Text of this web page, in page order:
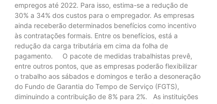
empregos até 2022. Para isso, estima-se a redução de
30% a 34% dos custos para o empregador. As empresas
ainda receberão determinados benefícios como incentivo
às contratações formais. Entre os benefícios, está a
redução da carga tributária em cima da folha de
pagamento. O pacote de medidas trabalhistas prevê,
entre outros pontos, que as empresas poderão flexibilizar
o trabalho aos sábados e domingos e terão a desoneração
do Fundo de Garantia do Tempo de Serviço (FGTS),
diminuindo a contribuição de 8% para 2%. As instituições